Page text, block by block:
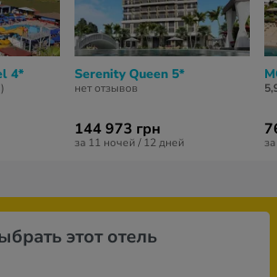
4*
)
Serenity Queen 5*
нет отзывов
144 973 грн
за 11 ночей / 12 дней
этот отель